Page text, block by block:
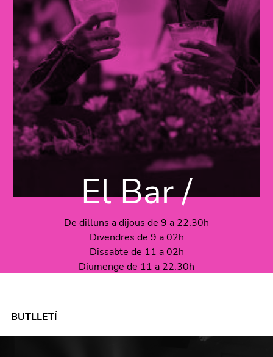
El Bar /
De dilluns a dijous de 9 a 22.30h
Divendres de 9 a 02h
Dissabte de 11 a 02h
Diumenge de 11 a 22.30h
BUTLLETÍ